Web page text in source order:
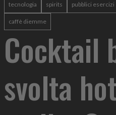
tecnologia spirits pubblici esercizi
caffè diemme
Cocktail
svolta